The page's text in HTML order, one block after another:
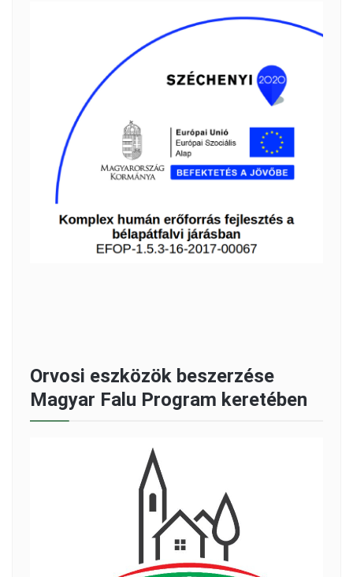
Orvosi eszközök beszerzése
Magyar Falu Program keretében